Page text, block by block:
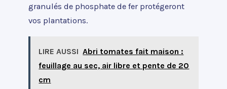
granulés de phosphate de fer protégeront
vos plantations.
LIRE AUSSI Abri tomates fait maison :
feuillage au sec, air libre et pente de 20
cm